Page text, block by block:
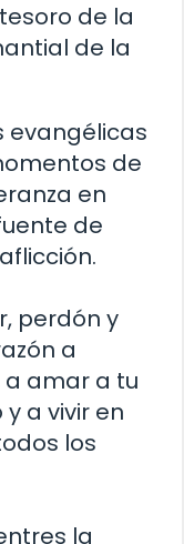
de la
de la
evangélicas
de
en
de
perdón y
a
a amar a tu
a vivir en
los
la